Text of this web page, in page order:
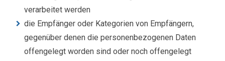
verarbeitet werden
die Empfänger oder Kategorien von Empfängern,
gegenüber denen die personenbezogenen Daten
offengelegt worden sind oder noch offengelegt